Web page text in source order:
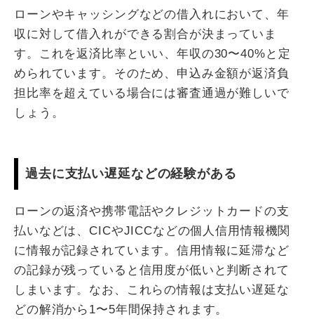
ローンやキャッシングなどの借入れにおいて、年
収に対して借入れができる割合が決まっていま
す。これを返済比率といい、年収の30〜40%と定
められています。そのため、申込み金額が返済負
担比率を超えている場合には審査通過が難しいで
しょう。
過去に支払い遅延などの経験がある
ローンの返済や携帯電話やクレジットカードの支
払いなどは、CICやJICCなどの個人信用情報機関
に情報が記録されています。信用情報に延滞など
の記録が残っていると信用度が低いと判断されて
しまいます。なお、これらの情報は支払い遅延な
どの解消から1〜5年間保持されます。